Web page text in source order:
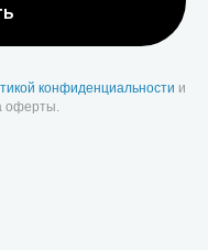
конфиденциальности и
оферты.